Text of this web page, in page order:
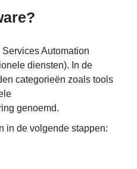
Automation
diensten). In de
categorieën zoals tools
genoemd.
in de volgende stappen: